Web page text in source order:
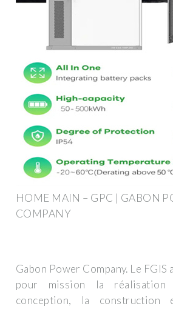
HOME MAIN – GPC | GABON
COMPANY
Gabon Power Company. Le FGIS
pour mission la
conception, la construction